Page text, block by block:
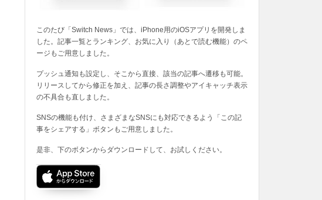
このたび「Switch News」では、iPhone用のiOSアプリを開発しま
した。記事一覧とランキング、お気に入り（あとで読む機能）のペ
ージもご用意しました。
プッシュ通知も設定し、そこから直接、該当の記事へ遷移も可能。
リリースしてから修正を加え、記事の長さ調整やアイキャッチ表示
の不具合も直しました。
SNSの機能も付け、さまざまなSNSにも対応できるよう「この記
事をシェアする」ボタンもご用意しました。
是非、下のボタンからダウンロードして、お試しください。